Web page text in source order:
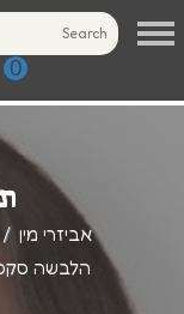
0
אביזרי מין
הלבשה